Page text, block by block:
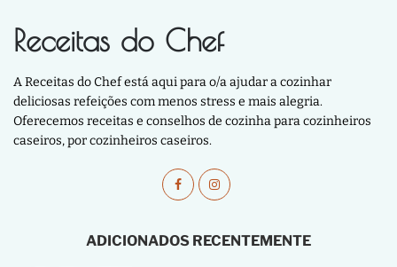
Receitas do Chef
A Receitas do Chef está aqui para o/a ajudar a cozinhar
deliciosas refeições com menos stress e mais alegria.
Oferecemos receitas e conselhos de cozinha para cozinheiros
caseiros, por cozinheiros caseiros.
ADICIONADOS RECENTEMENTE